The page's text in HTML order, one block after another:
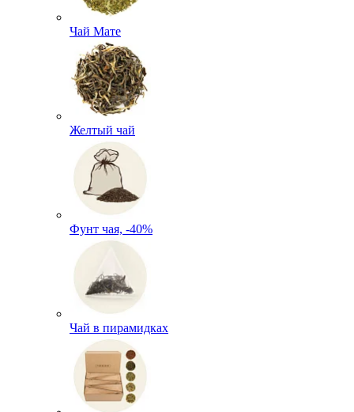
Чай Мате
Желтый чай
Фунт чая, -40%
Чай в пирамидках